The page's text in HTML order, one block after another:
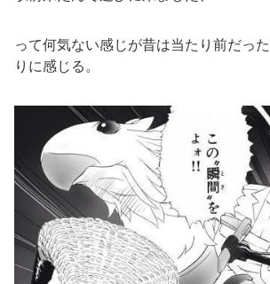
って何気ない感じが昔は当たり前だっ
りに感じる。